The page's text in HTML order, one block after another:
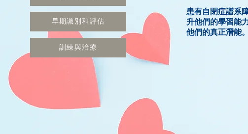
早期識別和評估
訓練與治療
患有自閉症譜系
升他們的學習能
他們的真正潛能。